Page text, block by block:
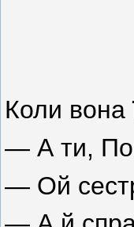
Коли вона
— А ти,
— Ой